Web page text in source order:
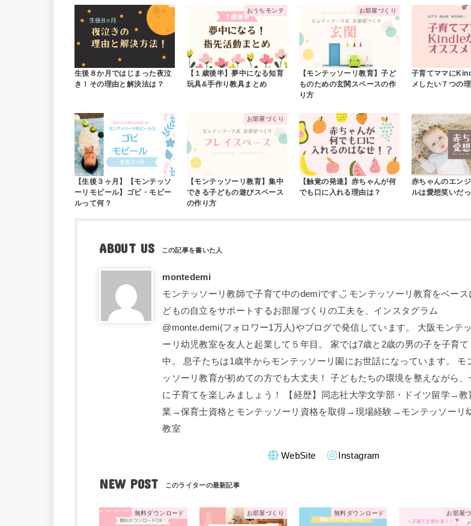
生後８か月ではじまった夜泣
き！その理由と解決法は？
おうちモンテ
【１歳後半】夢中になる知育
玩具&手作り教具まとめ
お部屋づくり
【モンテッソーリ教育】子ど
ものための玄関スペースの作
り方
子育てママに
メしたい７つの
【生後３ヶ月】【モンテッソ
ーリモビール】ゴビ・モビー
ルって何？
お部屋づくり
【モンテッソーリ教育】集中
できる子どもの遊びスペース
の作り方
【触覚の発達】赤ちゃんが何
でも口に入れる理由は？
赤ちゃんのエン
ルは愛想笑いだっ
ABOUT US
montedemi
モンテッソーリ教師で子育て中のdemiです◡̈ モンテッソーリ教育をベース
どもの自立をサポートするお部屋づくりの工夫を、インスタグラム
@monte.demi(フォロワー1万人)やブログで発信しています。 大阪モンテ
ーリ幼児教室を友人と起業して５年目。 家では7歳と2歳の男の子を子育て
中。 息子たちは1歳半からモンテッソーリ園にお世話になっています。 モ
ッソーリ教育が初めての方でも大丈夫！ 子どもたちの環境を整えながら、
に子育てを楽しみましょう！ 【経歴】同志社大学文学部・ドイツ留学→教
業→保育士資格とモンテッソーリ資格を取得→現場経験→モンテッソーリ
教室
WebSite Instagram
NEW POST
無料ダウンロード お部屋づくり 無料ダウンロード お部屋